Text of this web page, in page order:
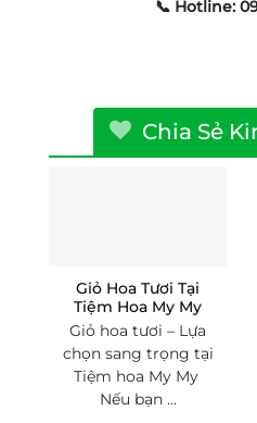
📞 Hotline:
Chia Sẻ
Giỏ Hoa Tươi Tại
Tiệm Hoa My My
Giỏ hoa tươi – Lựa
chọn sang trọng tại
Tiệm hoa My My
Nếu bạn ...